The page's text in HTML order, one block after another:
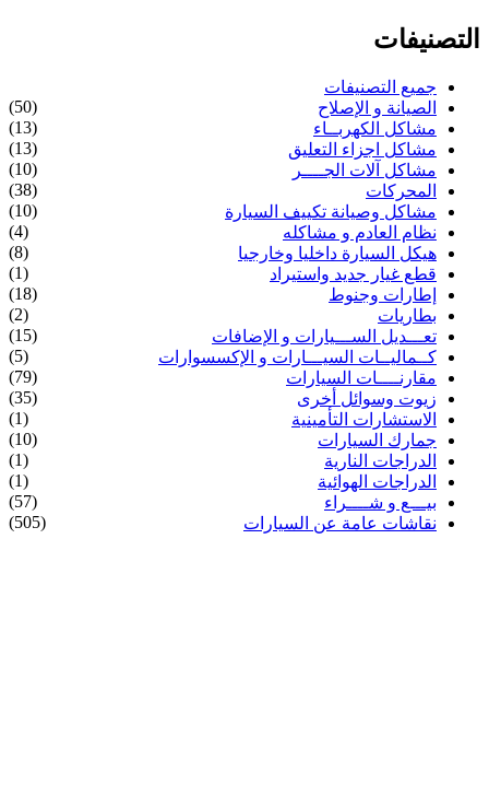
التصنيفات
جميع التصنيفات
الصيانة و الإصلاح
(50)
مشاكل الكهربــاء
(13)
مشاكل اجزاء التعليق
(13)
مشاكل آلات الجــــر
(10)
المحركات
(38)
مشاكل وصيانة تكييف السيارة
(10)
نظام العادم و مشاكله
(4)
هيكل السيارة داخليا وخارجيا
(8)
قطع غيار جديد واستيراد
(1)
إطارات وجنوط
(18)
بطاريات
(2)
تعـــديل الســـيارات و الإضافات
(15)
كــماليــات السيـــارات و الإكسسوارات
(5)
مقارنــــات السيارات
(79)
زيوت وسوائل أخرى
(35)
الاستشارات التأمينية
(1)
جمارك السيارات
(10)
الدراجات النارية
(1)
الدراجات الهوائية
(1)
بيـــع و شــــراء
(57)
نقاشات عامة عن السيارات
(505)